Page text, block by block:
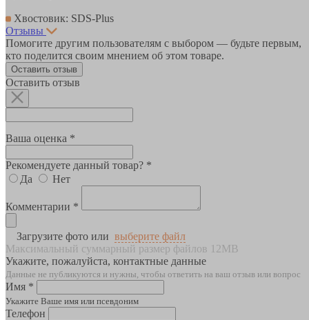
Хвостовик: SDS-Plus
Отзывы
Помогите другим пользователям с выбором — будьте первым,
кто поделится своим мнением об этом товаре.
Оставить отзыв
Оставить отзыв
Ваша оценка *
Рекомендуете данный товар? *
Да
Нет
Комментарии *
Загрузите фото или выберите файл
Максимальный суммарный размер файлов 12MB
Укажите, пожалуйста, контактные данные
Данные не публикуются и нужны, чтобы ответить на ваш отзыв или вопрос
Имя *
Укажите Ваше имя или псевдоним
Телефон